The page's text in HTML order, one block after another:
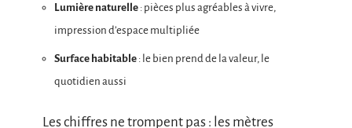
Lumière naturelle : pièces plus agréables à vivre,
impression d’espace multipliée
Surface habitable : le bien prend de la valeur, le
quotidien aussi
Les chiffres ne trompent pas : les mètres